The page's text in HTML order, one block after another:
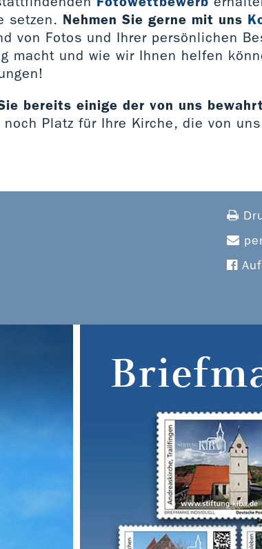
setzen. Nehmen Sie gerne mit uns
von Fotos und Ihrer persönlichen
macht und wie wir Ihnen helfen
bereits einige der von uns
Platz für Ihre Kirche, die von uns